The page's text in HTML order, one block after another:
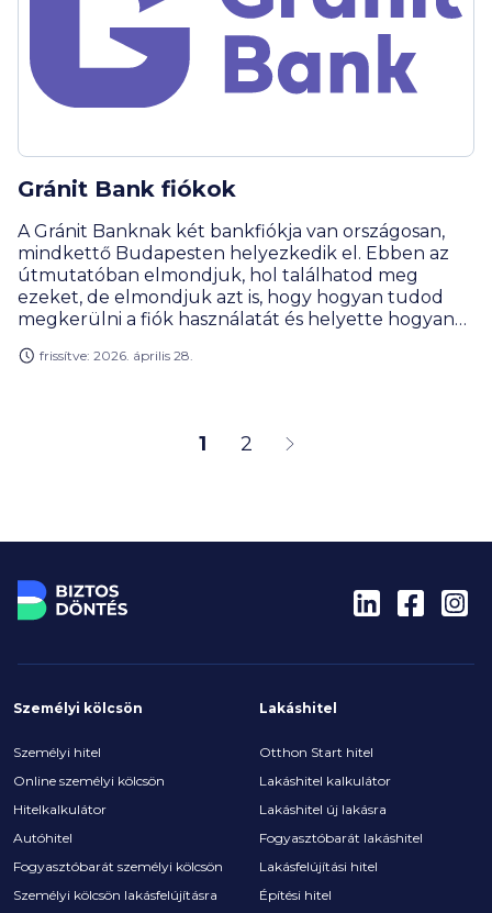
Gránit Bank fiókok
A Gránit Banknak két bankfiókja van országosan,
mindkettő Budapesten helyezkedik el. Ebben az
útmutatóban elmondjuk, hol találhatod meg
ezeket, de elmondjuk azt is, hogy hogyan tudod
megkerülni a fiók használatát és helyette hogyan
frissítve: 2026. április 28.
1 2
Személyi kölcsön
Személyi hitel
Online személyi kölcsön
Hitelkalkulátor
Autóhitel
Fogyasztóbarát személyi kölcsön
Személyi kölcsön lakásfelújításra
Lakáshitel
Otthon Start hitel
Lakáshitel kalkulátor
Lakáshitel új lakásra
Fogyasztóbarát lakáshitel
Lakásfelújítási hitel
Építési hitel